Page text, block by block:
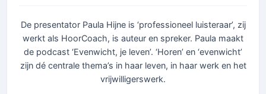
De presentator Paula Hijne is ‘professioneel luisteraar’, zij
werkt als HoorCoach, is auteur en spreker. Paula maakt
de podcast ‘Evenwicht, je leven’. ‘Horen’ en ‘evenwicht’
zijn dé centrale thema’s in haar leven, in haar werk en het
vrijwilligerswerk.